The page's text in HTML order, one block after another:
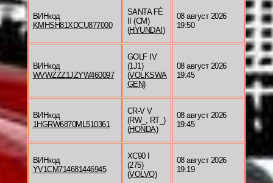
ВИНкод
KMHSH81XDCU877000
SANTA FÉ
II (CM)
(HYUNDAI )
08 август 2026
19:50
ВИНкод
WVWZZZ1JZYW460097
GOLF IV
(1J1)
(VOLKSWA
GEN)
08 август 2026
19:45
ВИНкод
1HGRW6870ML510361
CR-V V
(RW_, RT_)
(HONDA)
08 август 2026
19:45
ВИНкод
YV1CM714681446945
XC90 I
(275)
(VOLVO)
08 август 2026
19:19